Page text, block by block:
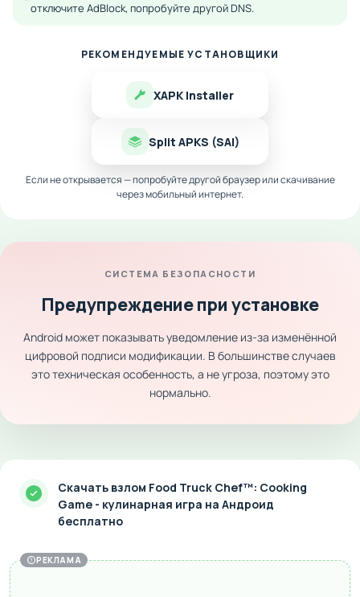
отключите AdBlock, попробуйте другой DNS.
РЕКОМЕНДУЕМЫЕ УСТАНОВЩИКИ
XAPK Installer
Split APKS (SAI)
Если не открывается — попробуйте другой браузер или скачивание
через мобильный интернет.
СИСТЕМА БЕЗОПАСНОСТИ
Предупреждение при установке
Android может показывать уведомление из-за изменённой
цифровой подписи модификации. В большинстве случаев
это техническая особенность, а не угроза, поэтому это
нормально.
Скачать взлом Food Truck Chef™: Cooking
Game - кулинарная игра на Андроид
бесплатно
РЕКЛАМА